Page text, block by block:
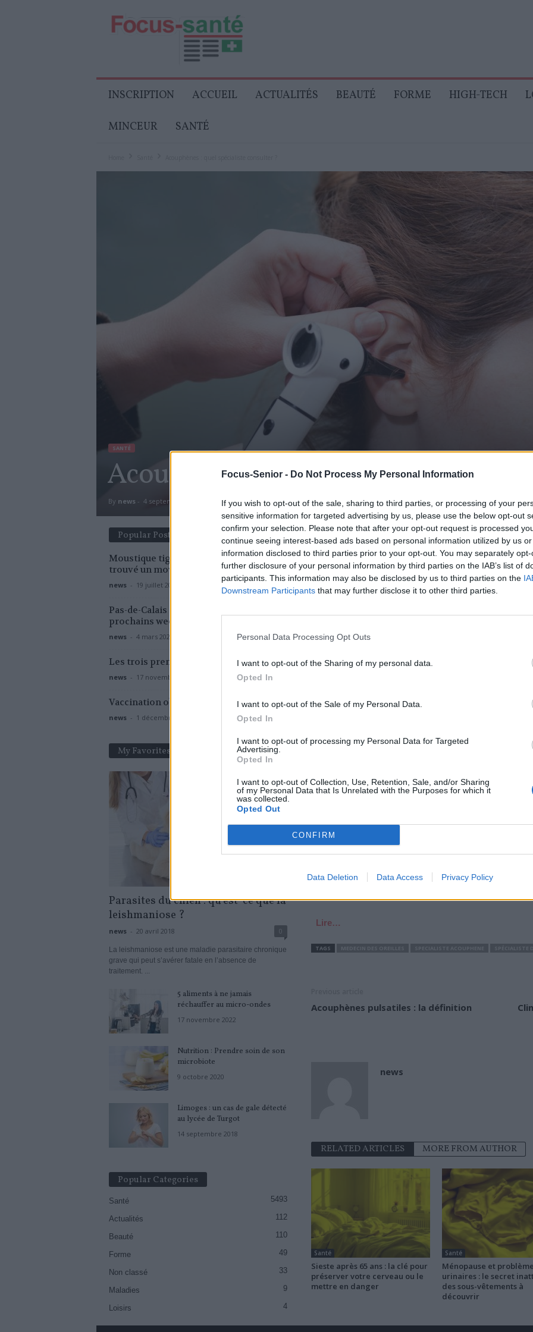
Focus-Senior - Do Not Process My Personal Information
If you wish to opt-out of the sale, sharing to third parties, or processing of your
sensitive information for targeted advertising by us, please use the below opt-out
confirm your selection. Please note that after your opt-out request is processed
continue seeing interest-based ads based on personal information utilized by us
information disclosed to third parties prior to your opt-out. You may separately
further disclosure of your personal information by third parties on the IAB’s list of
participants. This information may also be disclosed by us to third parties on the
Downstream Participants that may further disclose it to other third parties.
Personal Data Processing Opt Outs
I want to opt-out of the Sharing of my personal data.
Opted In
I want to opt-out of the Sale of my Personal Data.
Opted In
I want to opt-out of processing my Personal Data for Targeted
Advertising.
Opted In
I want to opt-out of Collection, Use, Retention, Sale, and/or Sharing
of my Personal Data that Is Unrelated with the Purposes for which it
was collected.
Opted Out
CONFIRM
Data Deletion Data Access Privacy Policy
Senior
INSCRIPTION ACCUEIL ACTUALITÉS BEAUTÉ FORME HIGH-TECH
MINCEUR SANTÉ
SANTÉ
Acouphènes : quel spécialiste
By news - 4 septembre 2017 1383 0
SHARE Facebook Twitter
Les acouphènes doivent faire l’objet d’un examen
notamment un spécialiste des oreilles et des
symptômes très désagréables, voici la marche à
Acouphène : la consultation chez le médecin traitant
Si vous êtes atteint(e) d’acouphènes, vous devez
traitant. Celui-ci sera à même de vous orienter vers un
lorsque les acouphènes perturbent la vie du patient, il
psychologue ou un psychiatre. Des séances de
L’ORL est le mieux placé pour diagnostiquer un
prise en charge la plus adaptée à votre situation selon
d’acouphènes chroniques, un suivi auditif régulier doit
consultations est à définir avec le médecin, selon la
Lire…
TAGS
Acouphènes pulsatiles : la définition
news
RELATED ARTICLES MORE FROM AUTHOR
Santé
Sieste après 65 ans : la clé pour
préserver votre cerveau ou le
mettre en danger
Santé
Ménopause et
urinaires : le secret
des sous-vêtements à
découvrir
Popular Posts
Moustique tigre : des scientifiques ont
trouvé un moyen de l’éradiquer
news - 19 juillet 2019
Pas-de-Calais : confiné pour les trois
prochains week-ends ?
news - 4 mars 2021
Les trois premiers mois de grossesse
news - 17 novembre 2020
Vaccination obligatoire en Allemagne ?
news - 1 décembre 2021
My Favorites
Parasites du chien : qu’est-ce que la
leishmaniose ?
news - 20 avril 2018 0
La leishmaniose est une maladie parasitaire chronique
grave qui peut s’avérer fatale en l’absence de
traitement. ...
5 aliments à ne jamais
réchauffer au micro-ondes
17 novembre 2022
Nutrition : Prendre soin de son
microbiote
9 octobre 2020
Limoges : un cas de gale détecté
au lycée de Turgot
14 septembre 2018
Popular Categories
Santé 5493
Actualités 112
Beauté 110
Forme 49
Non classé 33
Maladies 9
Loisirs 4